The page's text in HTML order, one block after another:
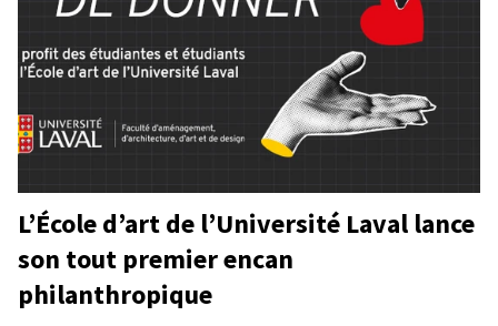
L’École d’art de l’Université Laval lance
son tout premier encan
philanthropique